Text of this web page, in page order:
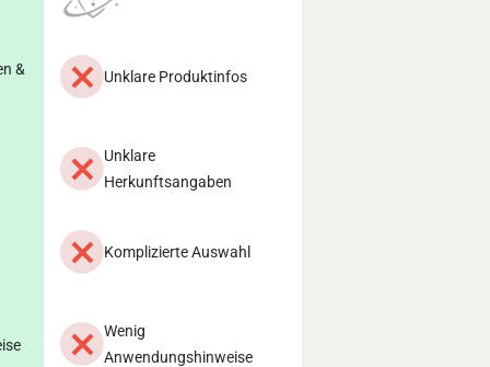
&
Unklare Produktinfos
Unklare
Herkunftsangaben
Komplizierte Auswahl
Wenig
Anwendungshinweise